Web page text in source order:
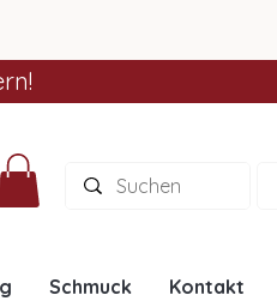
Schmuck Kontakt